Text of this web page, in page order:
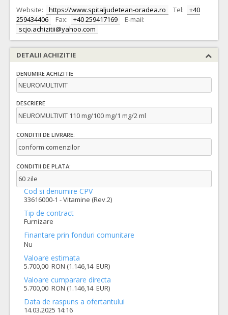
Website:
https://www.spitaljudetean-oradea.ro Tel:
+40
259434406
Fax: +40 259417169
E-mail:
scjo.achizitii@yahoo.com
DETALII ACHIZITIE
DENUMIRE ACHIZITIE
NEUROMULTIVIT
DESCRIERE
NEUROMULTIVIT 110 mg/100 mg/1 mg/2 ml
CONDITII DE LIVRARE:
conform comenzilor
CONDITII DE PLATA:
60 zile
Cod si denumire CPV
33616000-1 - Vitamine (Rev.2)
Tip de contract
Furnizare
Finantare prin fonduri comunitare
Nu
Valoare estimata
5.700,00 RON (1.146,14 EUR)
Valoare cumparare directa
5.700,00 RON (1.146,14 EUR)
Data de raspuns a ofertantului
14.03.2025 14:16